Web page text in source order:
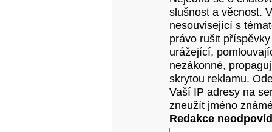
slušnost a věcnost.
nesouvisející s
právo rušit
urážející,
nezákonné,
skrytou reklamu.
Vaší IP adresy na
zneužít jméno
Redakce